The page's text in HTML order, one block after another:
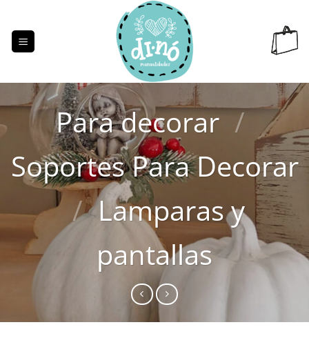
contenido
Para decorar /
Soportes Para Decorar
/ Lamparas y
pantallas